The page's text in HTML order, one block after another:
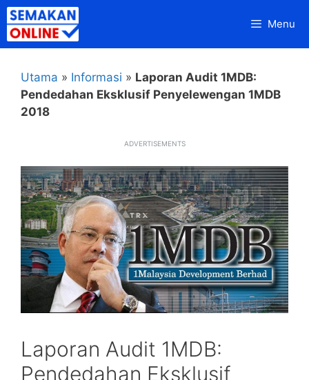
Skip
to
content
Menu
Utama » Informasi » Laporan Audit 1MDB:
Pendedahan Eksklusif Penyelewengan 1MDB
2018
ADVERTISEMENTS
Laporan Audit 1MDB:
Pendedahan Eksklusif